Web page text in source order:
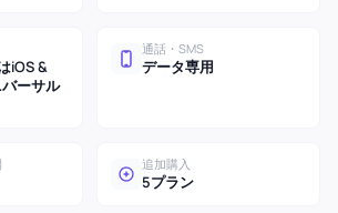
iOS &
ーサル
通話・SMS
データ専用
追加購入
5プラン